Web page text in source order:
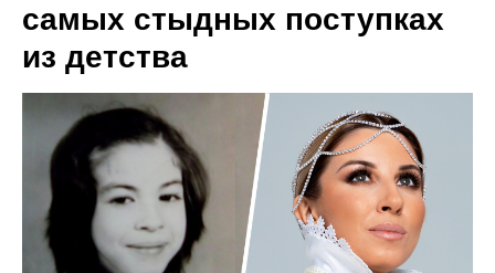
самых стыдных поступках
из детства